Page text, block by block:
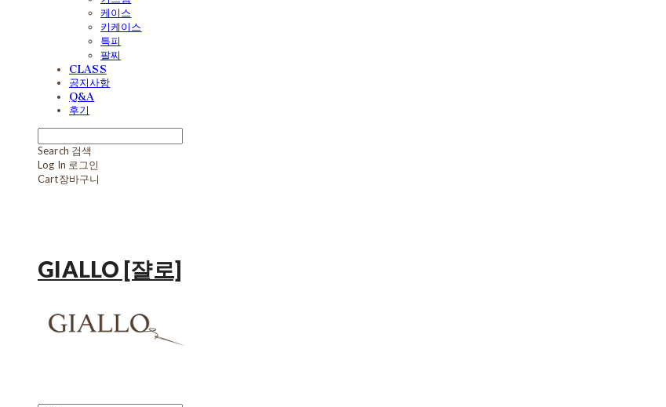
케이스
키케이스
특피
팔찌
CLASS
공지사항
Q&A
후기
Search 검색
Log In 로그인
Cart장바구니
GIALLO [쟐로]